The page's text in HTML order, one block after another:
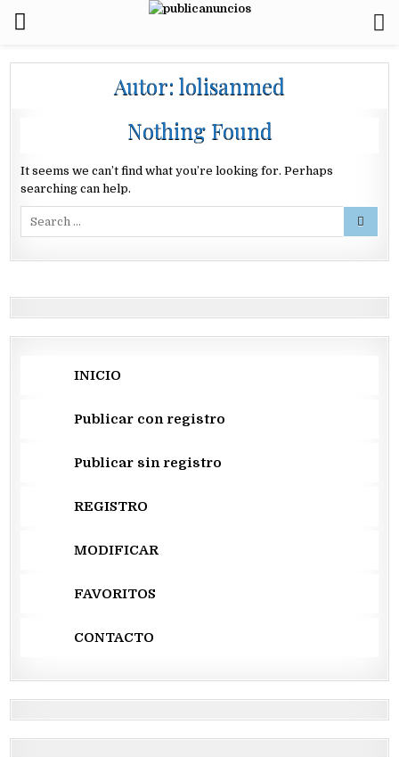
Autor: lolisanmed
Nothing Found
It seems we can’t find what you’re looking for. Perhaps
searching can help.
INICIO
Publicar con registro
Publicar sin registro
REGISTRO
MODIFICAR
FAVORITOS
CONTACTO